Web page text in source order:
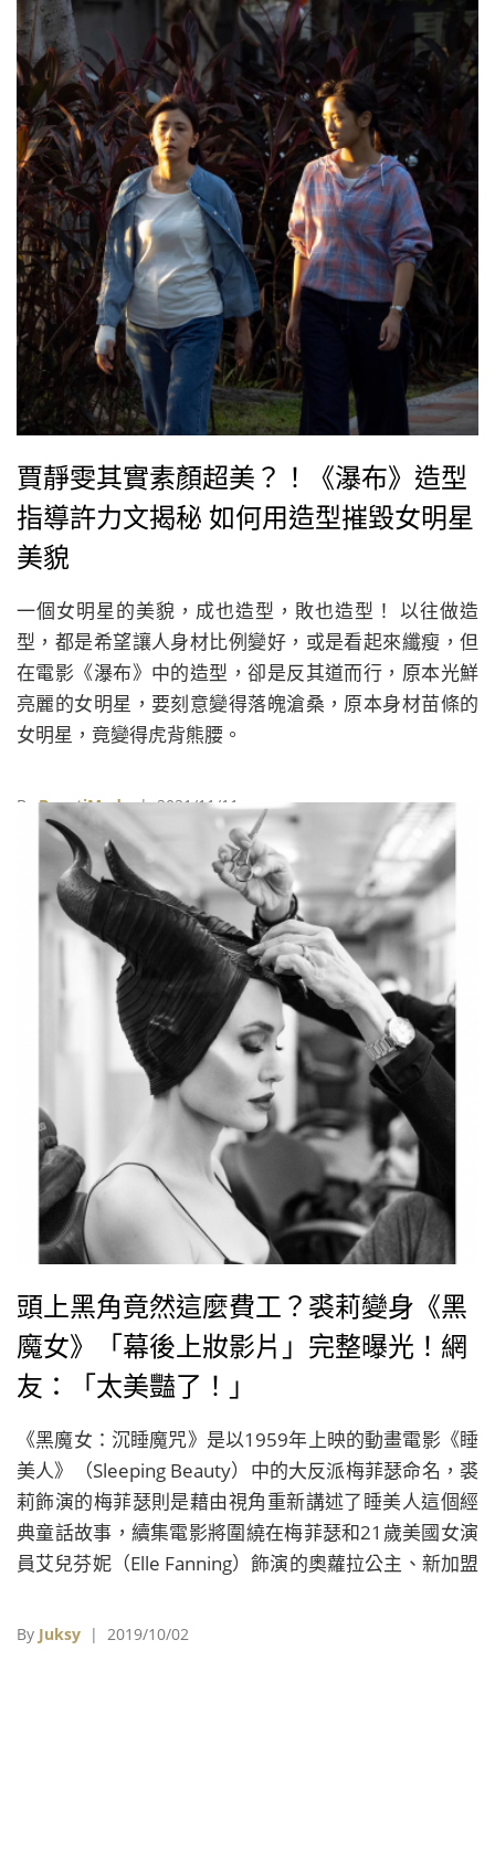
賈靜雯其實素顏超美？！《瀑布》造型
指導許力文揭秘 如何用造型摧毀女明星
美貌
一個女明星的美貌，成也造型，敗也造型！ 以往做造
型，都是希望讓人身材比例變好，或是看起來纖瘦，但
在電影《瀑布》中的造型，卻是反其道而行，原本光鮮
亮麗的女明星，要刻意變得落魄滄桑，原本身材苗條的
女明星，竟變得虎背熊腰。
By BeautiMode| 2021/11/11
頭上黑角竟然這麼費工？裘莉變身《黑
魔女》「幕後上妝影片」完整曝光！網
友：「太美豔了！」
《黑魔女：沉睡魔咒》是以1959年上映的動畫電影《睡
美人》（Sleeping Beauty）中的大反派梅菲瑟命名，裘
莉飾演的梅菲瑟則是藉由視角重新講述了睡美人這個經
典童話故事，續集電影將圍繞在梅菲瑟和21歲美國女演
員艾兒芬妮（Elle Fanning）飾演的奧蘿拉公主、新加盟
產生的三角故事。
By Juksy | 2019/10/02